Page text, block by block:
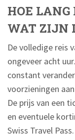
HOE LANG
WAT ZIJN
De volledige reis
ongeveer acht
constant
voorzieningen
De prijs van een
en eventuele
Swiss Travel Pass.